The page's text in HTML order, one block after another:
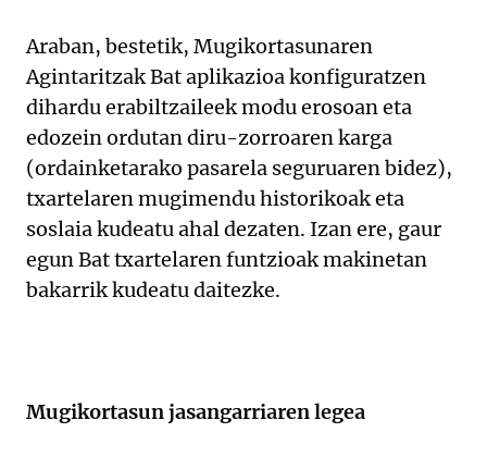
Araban, bestetik, Mugikortasunaren
Agintaritzak Bat aplikazioa konfiguratzen
dihardu erabiltzaileek modu erosoan eta
edozein ordutan diru-zorroaren karga
(ordainketarako pasarela seguruaren bidez),
txartelaren mugimendu historikoak eta
soslaia kudeatu ahal dezaten. Izan ere, gaur
egun Bat txartelaren funtzioak makinetan
bakarrik kudeatu daitezke.
Mugikortasun jasangarriaren legea